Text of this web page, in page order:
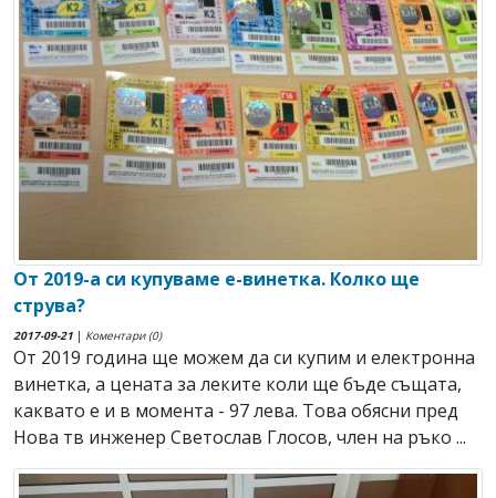
От 2019-а си купуваме е-винетка. Колко ще
струва?
2017-09-21 | Коментари (0)
От 2019 година ще можем да си купим и електронна
винетка, а цената за леките коли ще бъде същата,
каквато е и в момента - 97 лева. Това обясни пред
Нова тв инженер Светослав Глосов, член на ръко ...